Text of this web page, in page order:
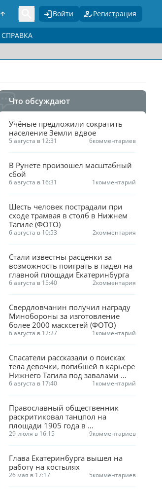
Войти Регистрация
СПРАВКА
Что обсуждают
Учёные предложили сократить
население Земли вдвое
5 августа в 12:31 6комментариев
В Рунете произошел масштабный
сбой
6 августа в 16:31 1комментарий
Шесть человек пострадали при
сходе трамвая в столб в Нижнем
Тагиле (ФОТО)
6 августа в 10:53 2комментария
Стали известны расценки за
возможность поиграть в падел на
главной площади Екатеринбурга
6 августа в 15:40 2комментария
Свердловчанин получил награду
Минобороны за изготовление
более 2000 масксетей (ФОТО)
6 августа в 12:27 1комментарий
Спасатели рассказали о поисках
тела девочки, погибшей в карьере
Нижнего Тагила под завалами
песка
6 августа в 17:40 1комментарий
Православный общественник
раскритиковал танцпол на
площади 1905 года в
Екатеринбурге
29 июля в 16:15 9комментариев
Глава Екатеринбурга вышел на
работу на костылях
26 мая в 17:17 5комментариев